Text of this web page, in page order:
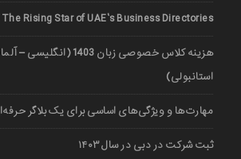
Rising Star of UAE’s Business Directories
هزینه کلاس خصوصی زبان 1403
استانبولی)
مهارت‌ها و ویژگی‌های اساسی برای یک بلاگر
ثبت شرکت در دبی در سال ۱۴۰۳